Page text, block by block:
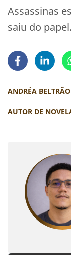
Assassinas
saiu do papel.
ANDRÉA BELTRÃO
AUTOR DE